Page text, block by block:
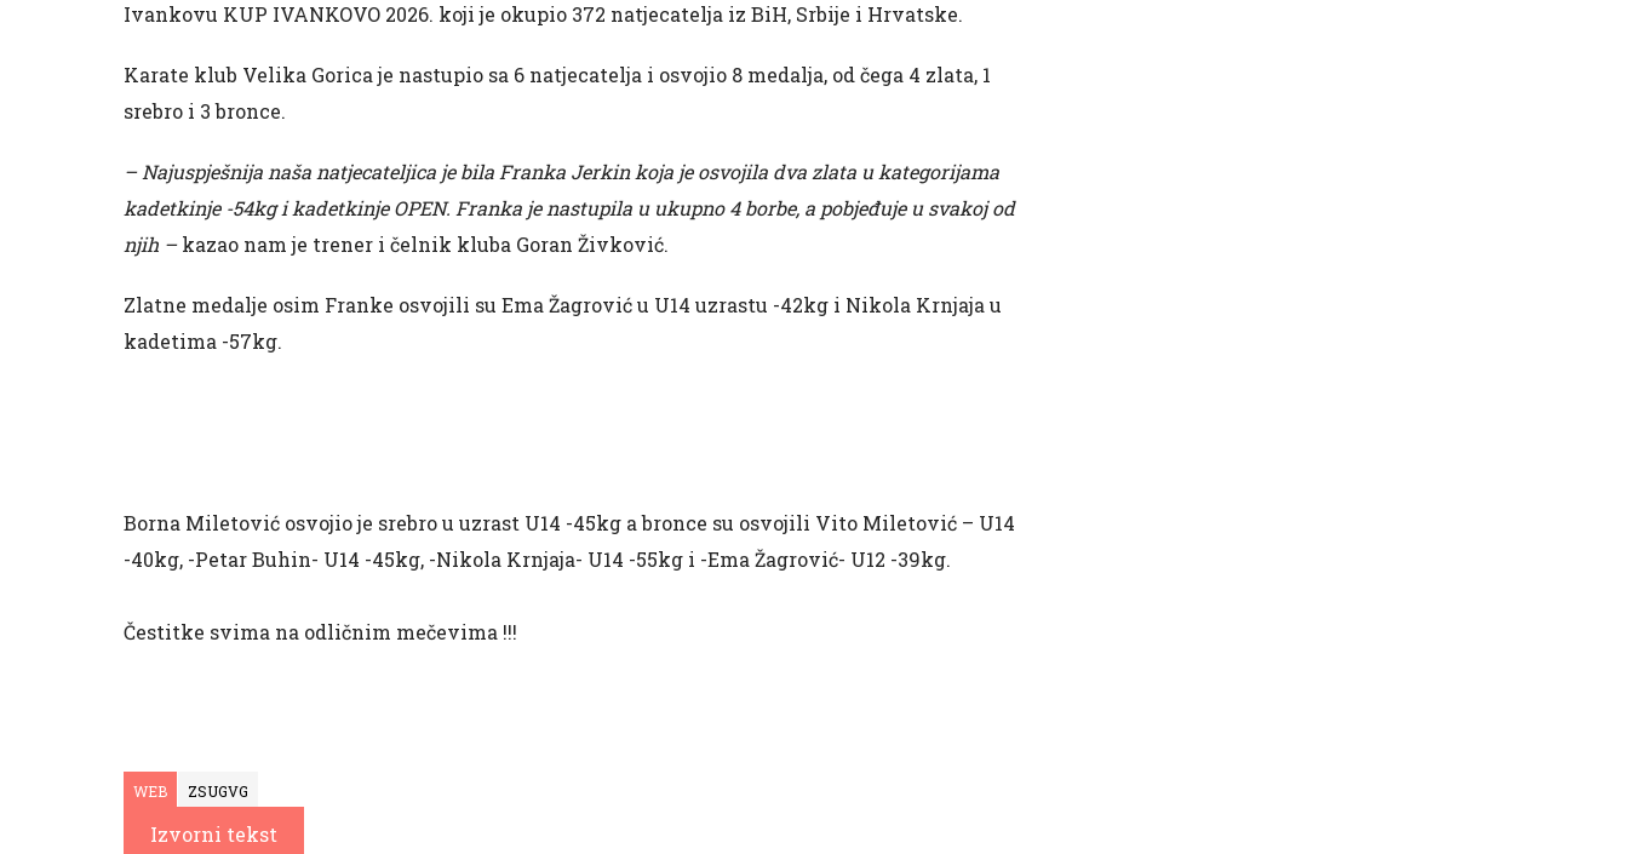
Ivankovu KUP IVANKOVO 2026. koji je okupio 372 natjecatelja iz BiH, Srbije i Hrvatske.
Karate klub Velika Gorica je nastupio sa 6 natjecatelja i osvojio 8 medalja, od čega 4 zlata, 1
srebro i 3 bronce.
– Najuspješnija naša natjecateljica je bila Franka Jerkin koja je osvojila dva zlata u kategorijama
kadetkinje -54kg i kadetkinje OPEN. Franka je nastupila u ukupno 4 borbe, a pobjeđuje u svakoj od
njih –kazao nam je trener i čelnik kluba Goran Živković.
Zlatne medalje osim Franke osvojili su Ema Žagrović u U14 uzrastu -42kg i Nikola Krnjaja u
kadetima -57kg.
Borna Miletović osvojio je srebro u uzrast U14 -45kg a bronce su osvojili Vito Miletović – U14
-40kg, -Petar Buhin- U14 -45kg, -Nikola Krnjaja- U14 -55kg i -Ema Žagrović- U12 -39kg.
Čestitke svima na odličnim mečevima !!!
WEB ZSUGVG
Izvorni tekst